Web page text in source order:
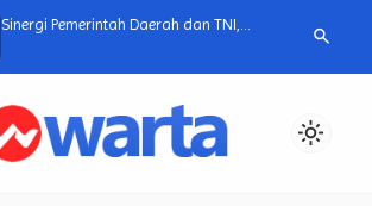
Sinergi Pemerintah Daerah dan TNI,
di Glagah Jadi Langkah Strategis
Tingkatkan Hasil Pertanian.
Here’s Why
search
light_mode